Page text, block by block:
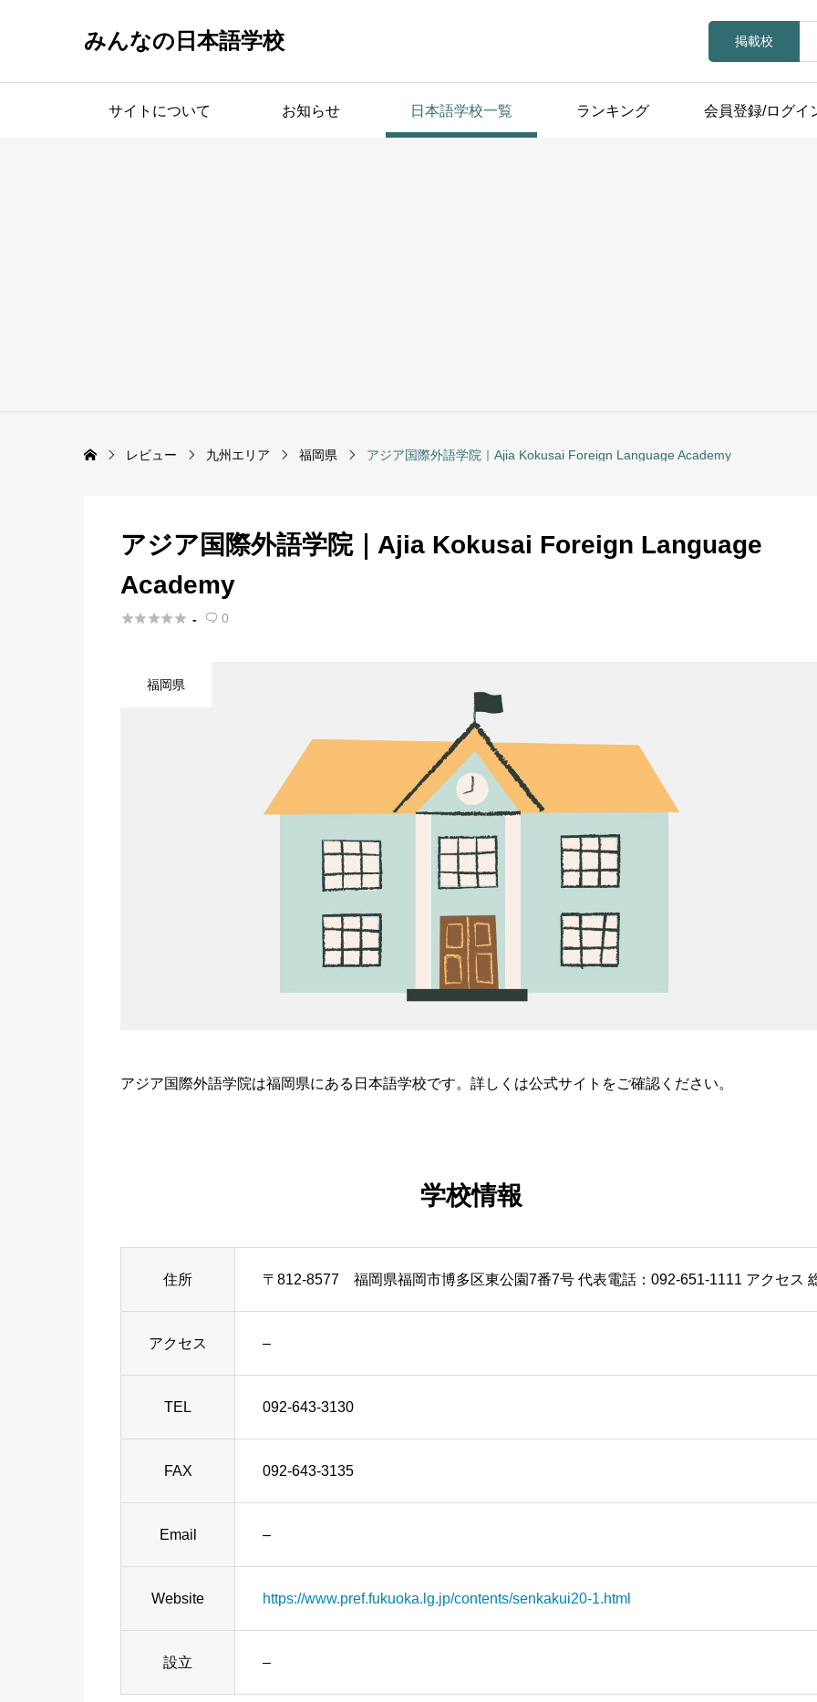
みんなの日本語学校 掲載校
サイトについて お知らせ 日本語学校一覧 ランキング 会員登録/ログイ
レビュー 九州エリア 福岡県 アジア国際外語学院｜Ajia Kokusai Foreign Language Academy
アジア国際外語学院｜Ajia Kokusai Foreign Language
Academy
 -  0
福岡県
アジア国際外語学院は福岡県にある日本語学校です。詳しくは公式サイトをご確認ください。
学校情報
住所 〒812-8577 福岡県福岡市博多区東公園7番7号 代表電話：092-651-1111 アクセス
アクセス –
TEL 092-643-3130
FAX 092-643-3135
Email –
Website https://www.pref.fukuoka.lg.jp/contents/senkakui20-1.html
設立 –